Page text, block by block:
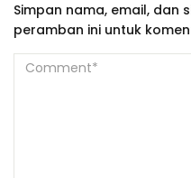
Simpan nama, email, dan
peramban ini untuk